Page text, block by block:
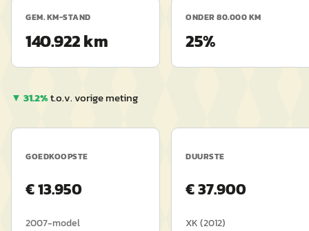
GEM. KM-STAND
140.922 km
ONDER 80.000 KM
25%
▼ 31.2%t.o.v. vorige meting
GOEDKOOPSTE
€13.950
2007-model
DUURSTE
€37.900
XK(2012)